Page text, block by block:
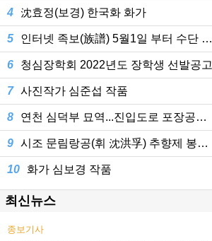
4 沈효정(보경) 한국화 화가
5 인터넷 족보(族譜) 5월1일 부터 수단 …
6 청심장학회 2022년도 장학생 선발공고
7 사진작가 심준섭 작품
8 연천 심덕부 묘역...진입도로 포장공…
9 시조 문림랑공(휘 沈洪孚) 추향제 봉…
10 화가 심보경 작품
최신뉴스
종보기사